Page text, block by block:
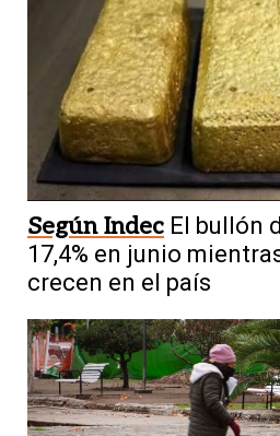
Según Indec El bullón
17,4% en junio
crecen en el país